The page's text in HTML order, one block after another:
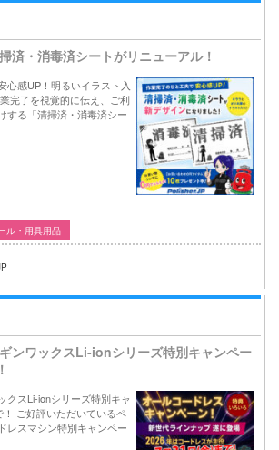
済・消毒済シートがリニューアル！
心感UP！明るいイラスト入
完了を視覚的に伝え、ご利
する「清掃済・消毒済シー
ル・用具用品
ギンワックスLi-ionシリーズ特別キャンペー
クスLi-ionシリーズ特別キャ
ご好評いただいているペ
レスマシン特別キャンペー